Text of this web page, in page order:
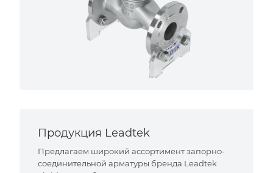
Продукция Leadtek
Предлагаем широкий ассортимент запорно-
соединительной арматуры бренда Leadtek